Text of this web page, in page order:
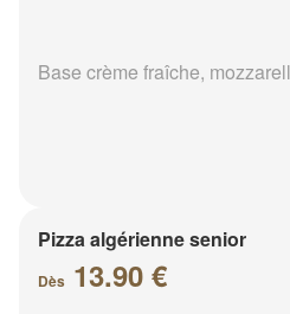
Base crème fraîche,
Pizza algérienne senior
Dès 13.90 €